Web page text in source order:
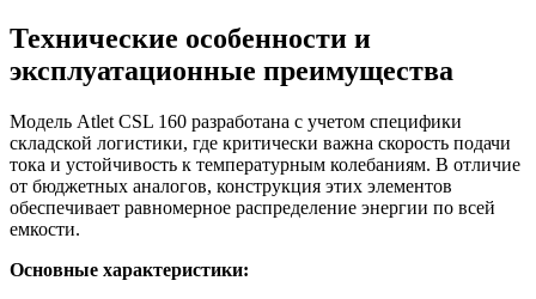
Технические особенности и
эксплуатационные преимущества
Модель Atlet CSL 160 разработана с учетом специфики
складской логистики, где критически важна скорость подачи
тока и устойчивость к температурным колебаниям. В отличие
от бюджетных аналогов, конструкция этих элементов
обеспечивает равномерное распределение энергии по всей
емкости.
Основные характеристики: